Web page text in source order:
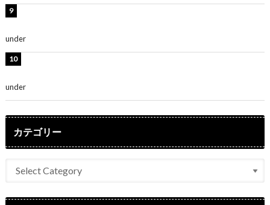
under
under
カテゴリー